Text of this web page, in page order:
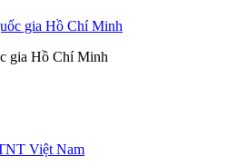
gia Hồ Chí Minh